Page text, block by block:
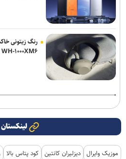
رنگ زیتونی
WH-۱۰۰۰XM۶ سونی اضافه شد
لینکستان
موزیک وایرال دیزلیران کانتین کود پتاس بالا